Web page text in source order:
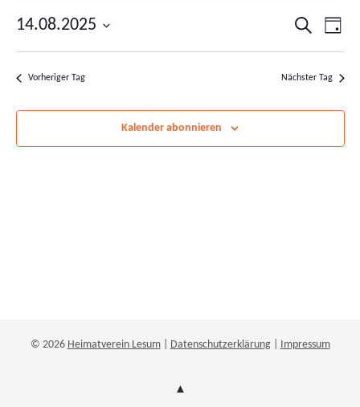
Suche
und
Suche
Tag
14.08.2025
Vorheriger Tag Nächster Tag
Kalender abonnieren
© 2026 Heimatverein Lesum| Datenschutzerklärung| Impressum